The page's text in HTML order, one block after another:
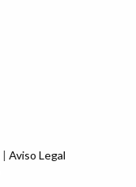
| Aviso Legal